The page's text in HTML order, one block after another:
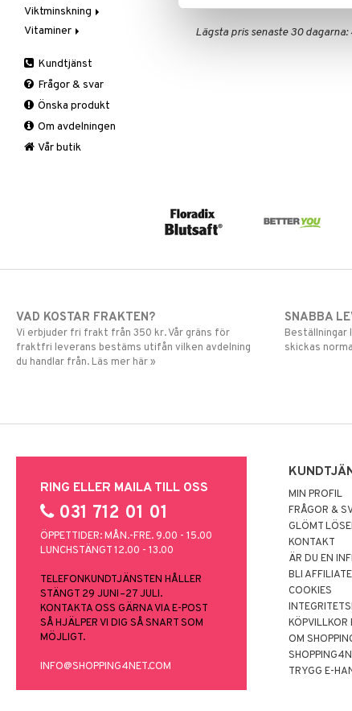
Lägsta pris senaste 30 dagarna:
Brun utan sol
Läppar
Viktminskning
Äppelcidervinäger
Fasta
Fettförbränning
Måltidsersättning
Övriga
Vitaminer
Antioxidanter
B vitaminer
Barn
C vitaminer
Kvinna
Kundtjänst
Frågor & svar
Önska produkt
Om avdelningen
Vår butik
VAD KOSTAR FRAKTEN?
Vi erbjuder fri frakt från 350 kr. Vår gräns för
fraktfri leverans bestäms utifån vilken avdelning
du handlar från. Läs mer här »
SNABBA
Beställningar
skickas
RING ELLER MAILA TILL OSS
031 712 01 01
ÖPPETTIDER: MÅN.-FRE. 9.00 - 15.00
LUNCHSTÄNGT 12.00 - 13.00
TELEFONKUNDTJÄNSTEN HÅLLER
STÄNGT 29 JUNI–27 JULI.
KONTAKTA OSS GÄRNA VIA E-POST
SÅ HJÄLPER VI DIG SÅ SNART SOM
MÖJLIGT.
INFO@SHOPPING4NET.COM
MIN PROFIL
FRÅGOR &
GLÖMT
KONTAKT
ÄR DU EN
BLI AFFILIATE
COOKIES
KÖPVILLKOR
OM
TRYGG E-